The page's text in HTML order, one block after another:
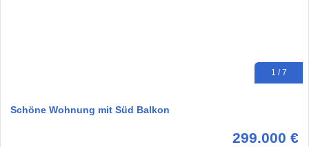
1 / 7
Schöne Wohnung mit Süd Balkon
299.000 €